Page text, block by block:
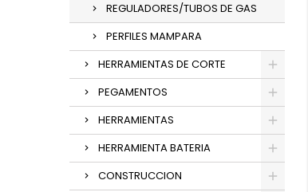
REGULADORES/TUBOS DE GAS
PERFILES MAMPARA
HERRAMIENTAS DE CORTE
PEGAMENTOS
HERRAMIENTAS
HERRAMIENTA BATERIA
CONSTRUCCION